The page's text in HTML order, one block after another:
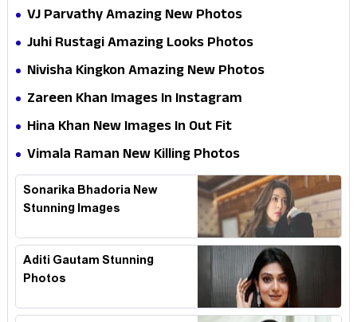
VJ Parvathy Amazing New Photos
Juhi Rustagi Amazing Looks Photos
Nivisha Kingkon Amazing New Photos
Zareen Khan Images In Instagram
Hina Khan New Images In Out Fit
Vimala Raman New Killing Photos
Sonarika Bhadoria New
Stunning Images
Aditi Gautam Stunning
Photos